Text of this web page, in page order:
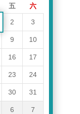
五 六
2 3
9 10
16 17
23 24
30 31
6 7